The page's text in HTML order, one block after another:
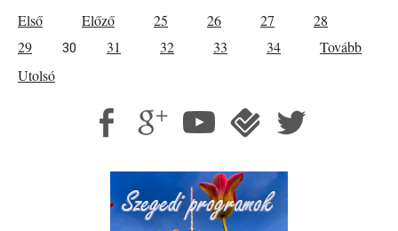
Első Előző 25 26 27
28
29
30 31 32 33 34
Tovább
Utolsó